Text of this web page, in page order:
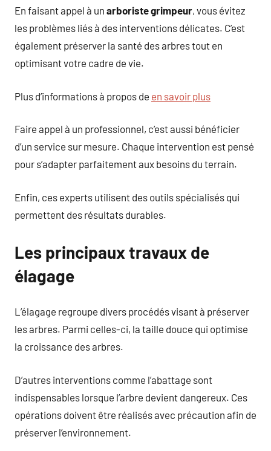
En faisant appel à un arboriste grimpeur, vous évitez
les problèmes liés à des interventions délicates. C’est
également préserver la santé des arbres tout en
optimisant votre cadre de vie.
Plus d’informations à propos de en savoir plus
Faire appel à un professionnel, c’est aussi bénéficier
d’un service sur mesure. Chaque intervention est pensé
pour s’adapter parfaitement aux besoins du terrain.
Enfin, ces experts utilisent des outils spécialisés qui
permettent des résultats durables.
Les principaux travaux de
élagage
L’élagage regroupe divers procédés visant à préserver
les arbres. Parmi celles-ci, la taille douce qui optimise
la croissance des arbres.
D’autres interventions comme l’abattage sont
indispensables lorsque l’arbre devient dangereux. Ces
opérations doivent être réalisés avec précaution afin de
préserver l’environnement.